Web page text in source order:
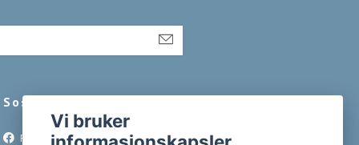
Sosiale medier
Facebook
Vi bruker